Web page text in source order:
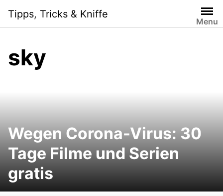
content
Tipps, Tricks & Kniffe
Menu
sky
Wegen Corona-Virus: 30
Tage Filme und Serien
gratis